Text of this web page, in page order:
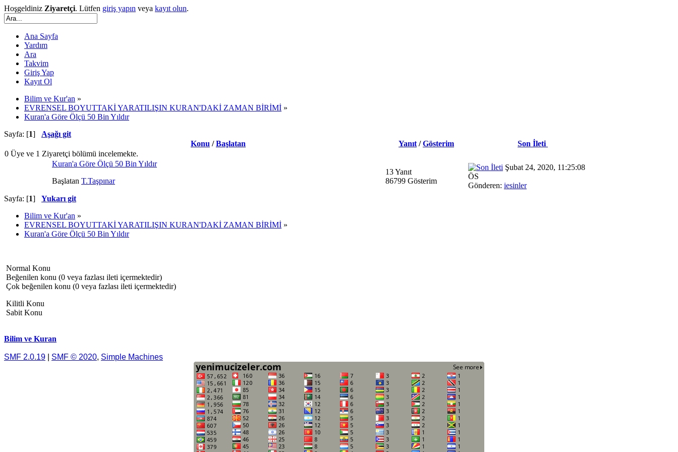
Hoşgeldiniz Ziyaretçi. Lütfen giriş yapın veya kayıt olun.
Ana Sayfa
Yardım
Ara
Takvim
Giriş Yap
Kayıt Ol
Bilim ve Kur'an »
EVRENSEL BOYUTTAKİ YARATILIŞIN KURAN'DAKİ ZAMAN BİRİMİ »
Kuran'a Göre Ölçü 50 Bin Yıldır
Sayfa: [1] Aşağı git
Konu /Başlatan Yanıt /Gösterim
Son İleti
0 Üye ve 1 Ziyaretçi bölümü incelemekte.
Kuran'a Göre Ölçü 50 Bin Yıldır
Başlatan T.Taşpınar
13 Yanıt
86799 Gösterim
Şubat 24, 2020, 11:25:08
ÖS
Gönderen: iesinler
Sayfa: [1] Yukarı git
Bilim ve Kur'an »
EVRENSEL BOYUTTAKİ YARATILIŞIN KURAN'DAKİ ZAMAN BİRİMİ »
Kuran'a Göre Ölçü 50 Bin Yıldır
Normal Konu
Beğenilen konu (0 veya fazlası ileti içermektedir)
Çok beğenilen konu (0 veya fazlası ileti içermektedir)
Kilitli Konu
Sabit Konu
Bilim ve Kuran
SMF 2.0.19 SMF © 2020, Simple Machines